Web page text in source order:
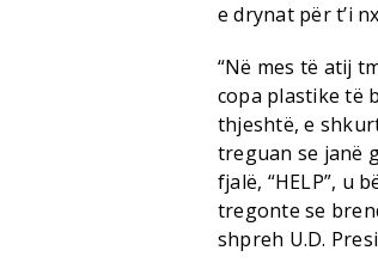
e drynat për t’i
“Në mes të atij
copa plastike të
thjeshtë, e
treguan se janë
fjalë, “HELP”, u
tregonte se
shpreh U.D.